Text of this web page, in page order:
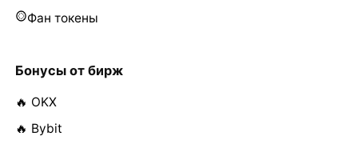
Фан токены
Бонусы от бирж
🔥 OKX
🔥 Bybit